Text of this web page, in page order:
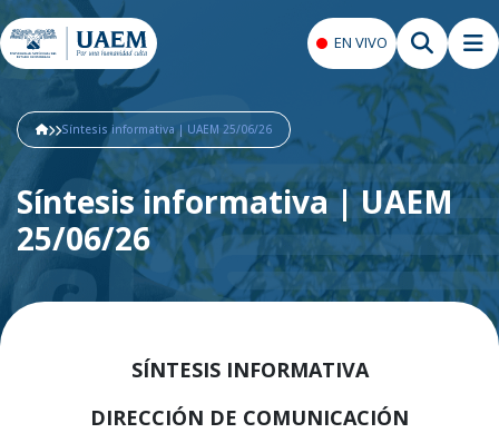
EN VIVO
Síntesis informativa | UAEM 25/06/26
Síntesis informativa | UAEM
25/06/26
SÍNTESIS INFORMATIVA
DIRECCIÓN DE COMUNICACIÓN